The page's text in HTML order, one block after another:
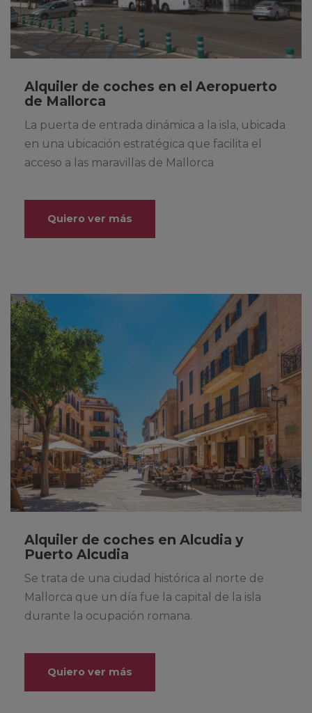
Alquiler de coches en el Aeropuerto
de Mallorca
La puerta de entrada dinámica a la isla, ubicada
en una ubicación estratégica que facilita el
acceso a las maravillas de Mallorca
Quiero ver más
Alquiler de coches en Alcudia y
Puerto Alcudia
Se trata de una ciudad histórica al norte de
Mallorca que un día fue la capital de la isla
durante la ocupación romana.
Quiero ver más